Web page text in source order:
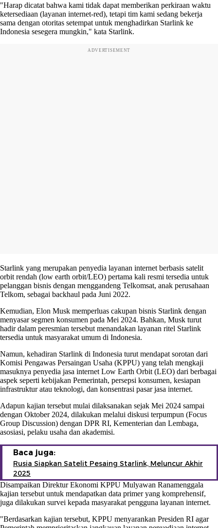
"Harap dicatat bahwa kami tidak dapat memberikan perkiraan waktu
ketersediaan (layanan internet-red), tetapi tim kami sedang bekerja
sama dengan otoritas setempat untuk menghadirkan Starlink ke
Indonesia sesegera mungkin," kata Starlink.
ADVERTISEMENT
Starlink yang merupakan penyedia layanan internet berbasis satelit
orbit rendah (low earth orbit/LEO) pertama kali resmi tersedia untuk
pelanggan bisnis dengan menggandeng Telkomsat, anak perusahaan
Telkom, sebagai backhaul pada Juni 2022.
Kemudian, Elon Musk memperluas cakupan bisnis Starlink dengan
menyasar segmen konsumen pada Mei 2024. Bahkan, Musk turut
hadir dalam peresmian tersebut menandakan layanan ritel Starlink
tersedia untuk masyarakat umum di Indonesia.
Namun, kehadiran Starlink di Indonesia turut mendapat sorotan dari
Komisi Pengawas Persaingan Usaha (KPPU) yang telah mengkaji
masuknya penyedia jasa internet Low Earth Orbit (LEO) dari berbagai
aspek seperti kebijakan Pemerintah, persepsi konsumen, kesiapan
infrastruktur atau teknologi, dan konsentrasi pasar jasa internet.
Adapun kajian tersebut mulai dilaksanakan sejak Mei 2024 sampai
dengan Oktober 2024, dilakukan melalui diskusi terpumpun (Focus
Group Discussion) dengan DPR RI, Kementerian dan Lembaga,
asosiasi, pelaku usaha dan akademisi.
Baca juga:
Rusia Siapkan Satelit Pesaing Starlink, Meluncur Akhir
2025
Disampaikan Direktur Ekonomi KPPU Mulyawan Ranamenggala
kajian tersebut untuk mendapatkan data primer yang komprehensif,
juga dilakukan survei kepada masyarakat pengguna layanan internet.
"Berdasarkan kajian tersebut, KPPU menyarankan Presiden RI agar